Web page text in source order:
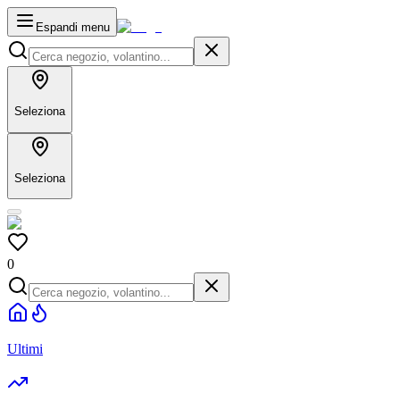
Espandi menu
Seleziona
Seleziona
0
Ultimi